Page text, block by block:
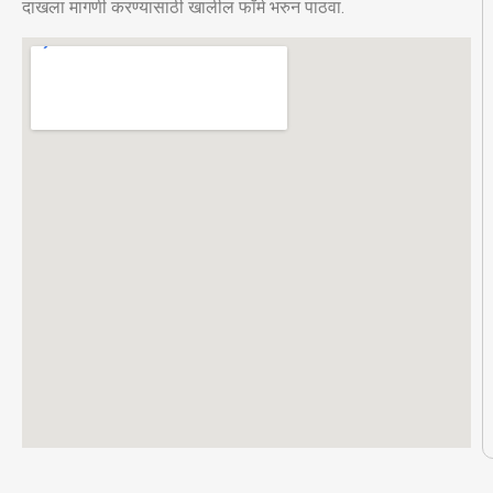
दाखला मागणी करण्यासाठी खालील फॉर्म भरुन पाठवा.